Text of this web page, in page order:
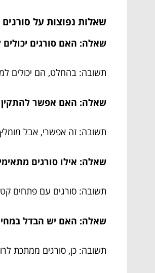
שאלות נפוצות על סורגים
שאלה: האם סורגים יכולים
תשובה: בהחלט, הם יכולים
שאלה: האם אפשר להתקין
תשובה: זה אפשרי, אבל
שאלה: אילו סורגים
תשובה: סורגים עם פתחים
שאלה: האם יש הבדל
תשובה: כן, סורגים ממתכת